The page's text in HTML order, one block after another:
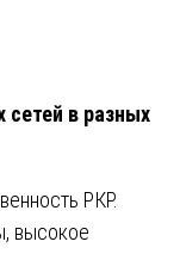
сетей в разных
РКР.
высокое